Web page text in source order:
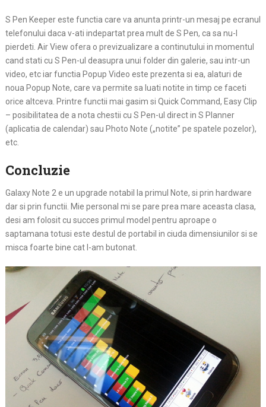
S Pen Keeper este functia care va anunta printr-un mesaj pe ecranul
telefonului daca v-ati indepartat prea mult de S Pen, ca sa nu-l
pierdeti. Air View ofera o previzualizare a continutului in momentul
cand stati cu S Pen-ul deasupra unui folder din galerie, sau intr-un
video, etc iar functia Popup Video este prezenta si ea, alaturi de
noua Popup Note, care va permite sa luati notite in timp ce faceti
orice altceva. Printre functii mai gasim si Quick Command, Easy Clip
– posibilitatea de a nota chestii cu S Pen-ul direct in S Planner
(aplicatia de calendar) sau Photo Note („notite” pe spatele pozelor),
etc.
Concluzie
Galaxy Note 2 e un upgrade notabil la primul Note, si prin hardware
dar si prin functii. Mie personal mi se pare prea mare aceasta clasa,
desi am folosit cu succes primul model pentru aproape o
saptamana totusi este destul de portabil in ciuda dimensiunilor si se
misca foarte bine cat l-am butonat.